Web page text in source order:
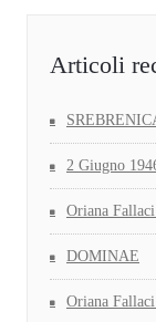
Articoli
2 Giugno
Oriana
DOMINAE
Oriana